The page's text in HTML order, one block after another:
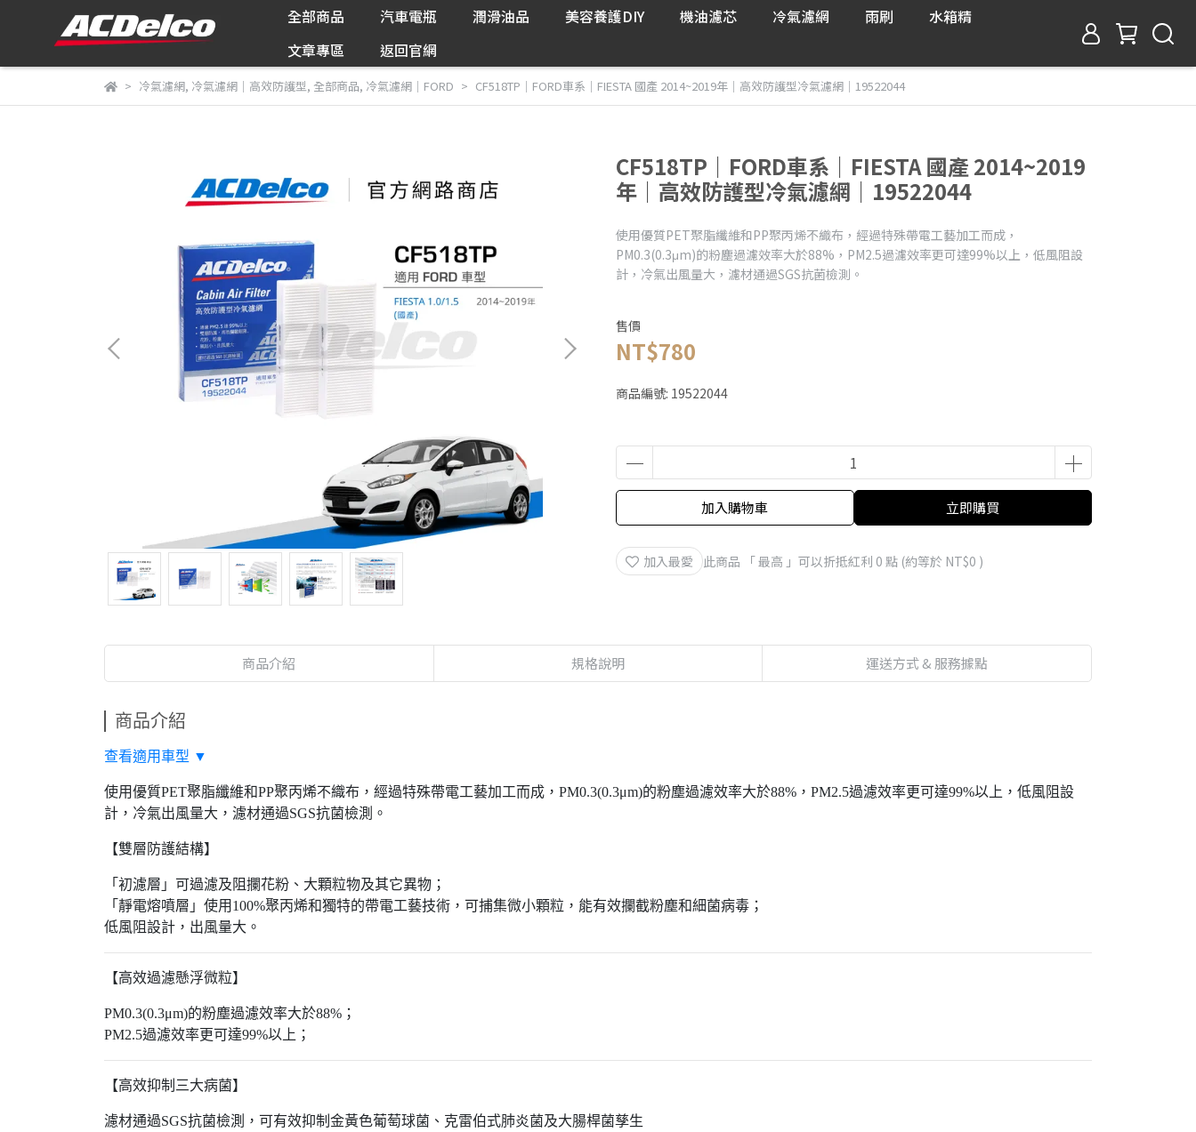
全部商品 汽車電瓶 潤滑油品 美容養護DIY 機油濾芯 冷氣濾網 雨刷
水箱精
文章專區
返回官網
冷氣濾網, 冷氣濾網｜高效防護型, 全部商品, 冷氣濾網｜FORD CF518TP｜FORD車系｜FIESTA 國產 2014~2019年｜高效防護型冷氣濾網｜19522044
CF518TP｜FORD車系｜FIESTA 國產 2014~2019
年｜高效防護型冷氣濾網｜19522044
使用優質PET聚脂纖維和PP聚丙烯不織布，經過特殊帶電工藝加工而成，
PM0.3(0.3μm)的粉塵過濾效率大於88%，PM2.5過濾效率更可達99%以上，低風阻設
計，冷氣出風量大，濾材通過SGS抗菌檢測。
售價
NT$780
商品編號: 19522044
加入購物車 立即購買
加入最愛 此商品 「 最高 」可以折抵紅利 0 點 (約等於 NT$0 )
商品介紹 規格說明 運送方式 & 服務據點
商品介紹
查看適用車型 ▼
使用優質PET聚脂纖維和PP聚丙烯不織布，經過特殊帶電工藝加工而成，PM0.3(0.3μm)的粉塵過濾效率大於88%，PM2.5過濾效率更可達99%以上，低風阻設
計，冷氣出風量大，濾材通過SGS抗菌檢測。
【雙層防護結構】
「初濾層」可過濾及阻攔花粉、大顆粒物及其它異物；
「靜電熔噴層」使用100%聚丙烯和獨特的帶電工藝技術，可捕集微小顆粒，能有效攔截粉塵和細菌病毒；
低風阻設計，出風量大。
【高效過濾懸浮微粒】
PM0.3(0.3μm)的粉塵過濾效率大於88%；
PM2.5過濾效率更可達99%以上；
【高效抑制三大病菌】
濾材通過SGS抗菌檢測，可有效抑制金黃色葡萄球菌、克雷伯式肺炎菌及大腸桿菌孳生